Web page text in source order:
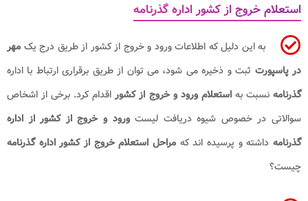
استعلام خروج از کشور اداره گذرنامه
به این دلیل که اطلاعات ورود و خروج از کشور از طریق درج یک مهر
در پاسپورت ثبت و ذخیره می شود، می توان از طریق برقراری ارتباط با اداره
گذرنامهنسبت بهاستعلام ورود و خروج از کشوراقدام کرد. برخی از اشخاص
سوالاتی در خصوص شیوه دریافت لیستورود و خروج از کشور از اداره
گذرنامهداشته و پرسیده اند که مراحل استعلام خروج از کشور اداره گذرنامه
چیست؟